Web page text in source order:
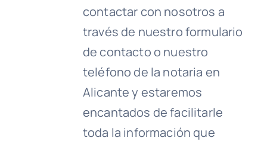
contactar con nosotros a
través de nuestro formulario
de contacto o nuestro
teléfono de la notaria en
Alicante y estaremos
encantados de facilitarle
toda la información que